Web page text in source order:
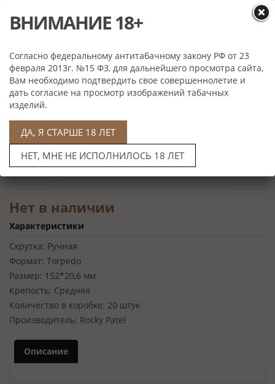
Нет в наличии
Характеристики
Скрутка: Ручная
Формат: Torpedo
Размер: 152*20,6 мм
Крепость: Средняя
Количество в коробке: 20 штук
Производитель: Rocky Patel
Описание
ВНИМАНИЕ 18+
Согласно федеральному антитабачному закону РФ от 23
февраля 2013г. №15 ФЗ, для дальнейшего просмотра сайта,
Вам необходимо подтвердить свое совершеннолетие и
дать согласие на просмотр изображений табачных
изделий.
ДА, Я СТАРШЕ 18 ЛЕТ
НЕТ, МНЕ НЕ ИСПОЛНИЛОСЬ 18 ЛЕТ